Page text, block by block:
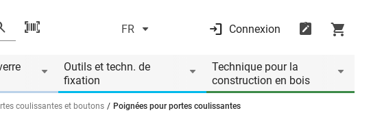
FR Connexion
Outils et techn. de
fixation
Technique pour la
construction en bois
coulissantes et boutons Poignées pour portes coulissantes
précédent prochain